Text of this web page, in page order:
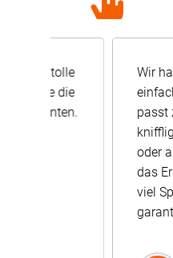
Wir haben das
einfach klasse!
passt zur
knifflig, aber
oder andere
das Erlebnis ab.
viel Spaß
garantiert